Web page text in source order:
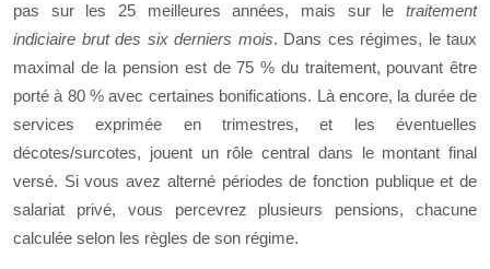
pas sur les 25 meilleures années, mais sur le traitement
indiciaire brut des six derniers mois. Dans ces régimes, le taux
maximal de la pension est de 75 % du traitement, pouvant être
porté à 80 % avec certaines bonifications. Là encore, la durée de
services exprimée en trimestres, et les éventuelles
décotes/surcotes, jouent un rôle central dans le montant final
versé. Si vous avez alterné périodes de fonction publique et de
salariat privé, vous percevrez plusieurs pensions, chacune
calculée selon les règles de son régime.